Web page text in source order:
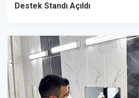
Destek Standı Açıldı